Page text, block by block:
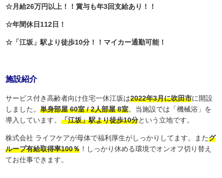
☆月給26万円以上！！賞与も年3回支給あり！！
☆年間休日112日！
☆「江坂」駅より徒歩10分！！マイカー通勤可能！
施設紹介
サービス付き高齢者向け住宅一休江坂は2022年3月に吹田市に開設
しました。単身部屋 60室 / 2人部屋 8室。当施設では「機械浴」を
導入しています。「江坂」駅より徒歩10分という立地です。
株式会社 ライフケアが母体で福利厚生がしっかりしてます。またグ
ループ有給取得率100％ ！しっかり休める環境でオンオフ切り替え
てお仕事できます。